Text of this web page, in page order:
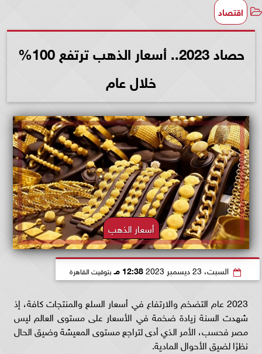
اقتصاد
حصاد 2023.. أسعار الذهب ترتفع 100%
خلال عام
أسعار الذهب
السبت، 23 ديسمبر 2023 12:38 مـ بتوقيت القاهرة
2023 عام التضخم والارتفاع في أسعار السلع والمنتجات كافة، إذ
شهدت السنة زيادة ضخمة في الأسعار على مستوى العالم ليس
مصر فحسب، الأمر الذي أدى لتراجع مستوى المعيشة وضيق الحال
نظرًا لضيق الأحوال المادية.